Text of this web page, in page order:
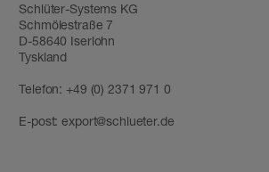
Schlüter-Systems KG
Schmölestraße 7
D-58640 Iserlohn
Tyskland
Telefon:+49 (0) 2371 971 0
E-post:export@schlueter.de